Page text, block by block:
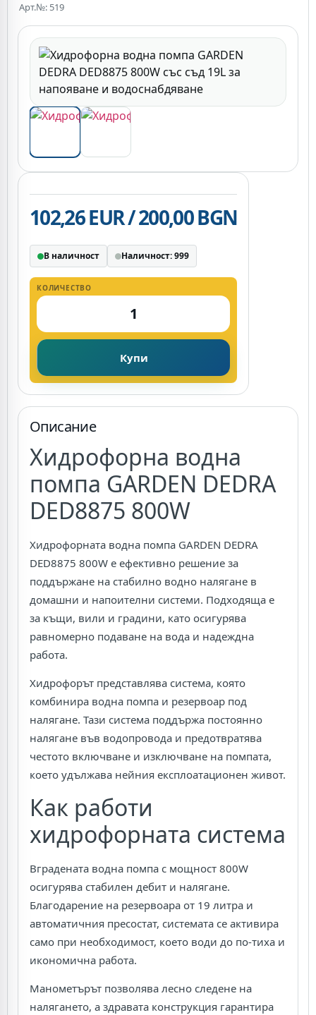
Арт.№: 519
102,26 EUR / 200,00 BGN
В наличност Наличност: 999
КОЛИЧЕСТВО
Купи
Описание
Хидрофорна водна
помпа GARDEN DEDRA
DED8875 800W
Хидрофорната водна помпа GARDEN DEDRA
DED8875 800W е ефективно решение за
поддържане на стабилно водно налягане в
домашни и напоителни системи. Подходяща е
за къщи, вили и градини, като осигурява
равномерно подаване на вода и надеждна
работа.
Хидрофорът представлява система, която
комбинира водна помпа и резервоар под
налягане. Тази система поддържа постоянно
налягане във водопровода и предотвратява
честото включване и изключване на помпата,
което удължава нейния експлоатационен живот.
Как работи
хидрофорната система
Вградената водна помпа с мощност 800W
осигурява стабилен дебит и налягане.
Благодарение на резервоара от 19 литра и
автоматичния пресостат, системата се активира
само при необходимост, което води до по-тиха и
икономична работа.
Манометърът позволява лесно следене на
налягането, а здравата конструкция гарантира